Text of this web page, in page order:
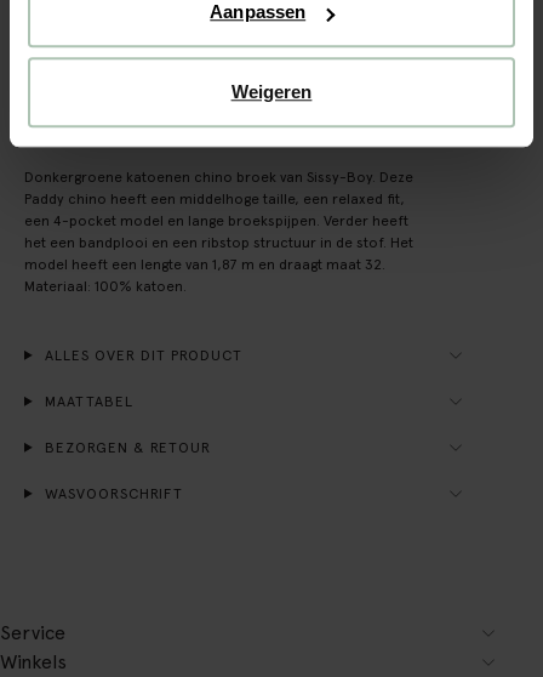
Aanpassen
Weigeren
Snelle levering
OMSCHRIJVING
Donkergroene katoenen chino broek van Sissy-Boy. Deze
Paddy chino heeft een middelhoge taille, een relaxed fit,
een 4-pocket model en lange broekspijpen. Verder heeft
het een bandplooi en een ribstop structuur in de stof. Het
model heeft een lengte van 1,87 m en draagt maat 32.
Materiaal: 100% katoen.
ALLES OVER DIT PRODUCT
MAATTABEL
BEZORGEN & RETOUR
WASVOORSCHRIFT
Service
Winkels